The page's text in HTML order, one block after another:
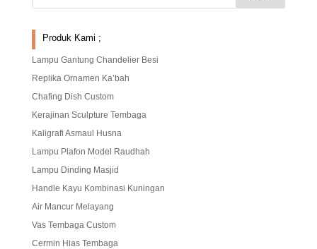
Produk Kami ;
Lampu Gantung Chandelier Besi
Replika Ornamen Ka’bah
Chafing Dish Custom
Kerajinan Sculpture Tembaga
Kaligrafi Asmaul Husna
Lampu Plafon Model Raudhah
Lampu Dinding Masjid
Handle Kayu Kombinasi Kuningan
Air Mancur Melayang
Vas Tembaga Custom
Cermin Hias Tembaga